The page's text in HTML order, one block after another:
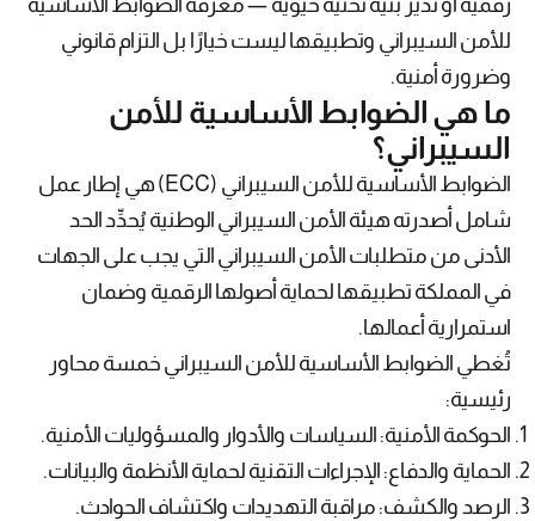
رقمية أو تدير بنيةً تحتيةً حيوية — معرفة الضوابط الأساسية
للأمن السيبراني وتطبيقها ليست خيارًا بل التزام قانوني
وضرورة أمنية.
ما هي الضوابط الأساسية للأمن
السيبراني؟
الضوابط الأساسية للأمن السيبراني (ECC) هي إطار عمل
شامل أصدرته هيئة الأمن السيبراني الوطنية يُحدِّد الحد
الأدنى من متطلبات الأمن السيبراني التي يجب على الجهات
في المملكة تطبيقها لحماية أصولها الرقمية وضمان
استمرارية أعمالها.
تُغطي الضوابط الأساسية للأمن السيبراني خمسة محاور
رئيسية:
الحوكمة الأمنية: السياسات والأدوار والمسؤوليات الأمنية.
الحماية والدفاع: الإجراءات التقنية لحماية الأنظمة والبيانات.
الرصد والكشف: مراقبة التهديدات واكتشاف الحوادث.